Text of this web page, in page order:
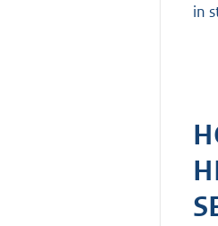
in